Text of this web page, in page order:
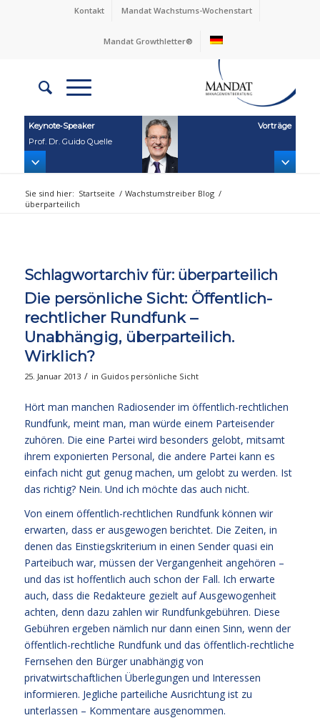
Kontakt Mandat Wachstums-Wochenstart
Mandat Growthletter®
Keynote‑Speaker
Prof. Dr. Guido Quelle
Vorträge
Sie sind hier: Startseite / Wachstumstreiber Blog /
überparteilich
Schlagwortarchiv für: überparteilich
Die persönliche Sicht: Öffentlich-
rechtlicher Rundfunk –
Unabhängig, überparteilich.
Wirklich?
25. Januar 2013 / in Guidos persönliche Sicht
Hört man manchen Radiosender im öffentlich-rechtlichen
Rundfunk, meint man, man würde einem Parteisender
zuhören. Die eine Partei wird besonders gelobt, mitsamt
ihrem exponierten Personal, die andere Partei kann es
einfach nicht gut genug machen, um gelobt zu werden. Ist
das richtig? Nein. Und ich möchte das auch nicht.
Von einem öffentlich-rechtlichen Rundfunk können wir
erwarten, dass er ausgewogen berichtet. Die Zeiten, in
denen das Einstiegskriterium in einen Sender quasi ein
Parteibuch war, müssen der Vergangenheit angehören –
und das ist hoffentlich auch schon der Fall. Ich erwarte
auch, dass die Redakteure gezielt auf Ausgewogenheit
achten, denn dazu zahlen wir Rundfunkgebühren. Diese
Gebühren ergeben nämlich nur dann einen Sinn, wenn der
öffentlich-rechtliche Rundfunk und das öffentlich-rechtliche
Fernsehen den Bürger unabhängig von
privatwirtschaftlichen Überlegungen und Interessen
informieren. Jegliche parteiliche Ausrichtung ist zu
unterlassen – Kommentare ausgenommen.